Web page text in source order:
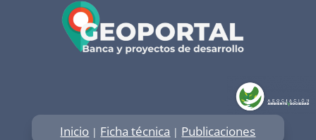
Inicio | Ficha técnica | Publicaciones